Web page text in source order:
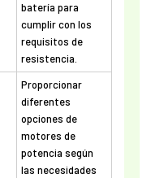
batería para
cumplir con los
requisitos de
resistencia.
Proporcionar
diferentes
opciones de
motores de
potencia según
las necesidades